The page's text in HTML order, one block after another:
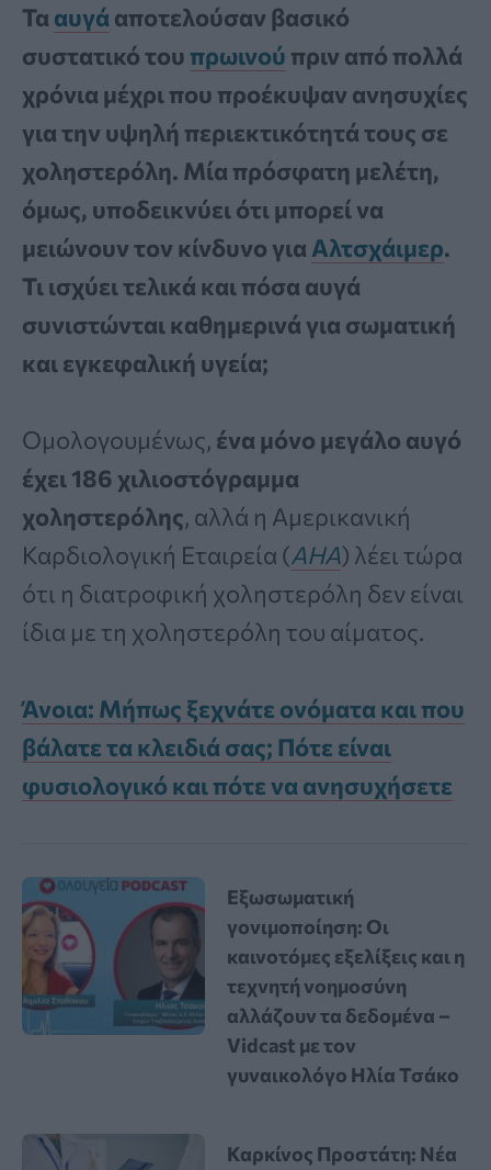
Τα αυγά αποτελούσαν βασικό
συστατικό τουπρωινού πριν από πολλά
χρόνια μέχρι που προέκυψαν ανησυχίες
για την υψηλή περιεκτικότητά τους σε
χοληστερόλη. Μία πρόσφατη μελέτη,
όμως, υποδεικνύει ότι μπορεί να
μειώνουν τον κίνδυνο για Αλτσχάιμερ.
Τι ισχύει τελικά και πόσα αυγά
συνιστώνται καθημερινά για σωματική
και εγκεφαλική υγεία;
Ομολογουμένως, ένα μόνο μεγάλο αυγό
έχει 186 χιλιοστόγραμμα
χοληστερόλης, αλλά η Αμερικανική
Καρδιολογική Εταιρεία (ΑΗΑ) λέει τώρα
ότι η διατροφική χοληστερόλη δεν είναι
ίδια με τη χοληστερόλη του αίματος.
Άνοια: Μήπως ξεχνάτε ονόματα και που
βάλατε τα κλειδιά σας; Πότε είναι
φυσιολογικό και πότε να ανησυχήσετε
Εξωσωματική
γονιμοποίηση: Οι
καινοτόμες εξελίξεις και η
τεχνητή νοημοσύνη
αλλάζουν τα δεδομένα –
Vidcast με τον
γυναικολόγο Ηλία Τσάκο
Καρκίνος Προστάτη: Νέα